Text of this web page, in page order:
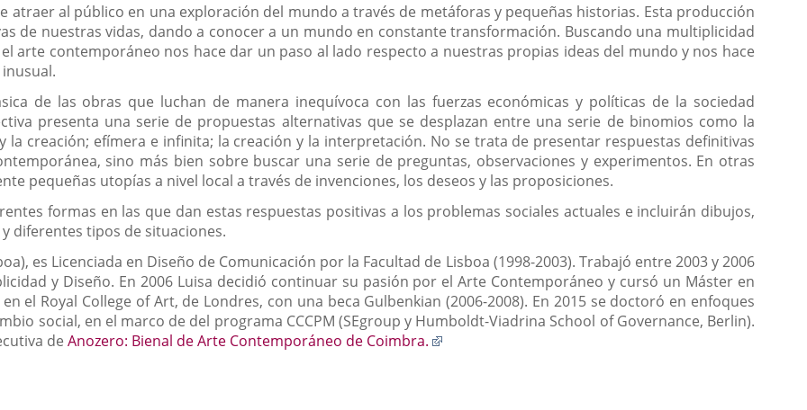
atraer al público en una exploración del mundo a través de metáforas y pequeñas historias. Esta producción
de nuestras vidas, dando a conocer a un mundo en constante transformación. Buscando una multiplicidad
arte contemporáneo nos hace dar un paso al lado respecto a nuestras propias ideas del mundo y nos hace
de las obras que luchan de manera inequívoca con las fuerzas económicas y políticas de la sociedad
presenta una serie de propuestas alternativas que se desplazan entre una serie de binomios como la
la creación; efímera e infinita; la creación y la interpretación. No se trata de presentar respuestas definitivas
sino más bien sobre buscar una serie de preguntas, observaciones y experimentos. En otras
pequeñas utopías a nivel local a través de invenciones, los deseos y las proposiciones.
formas en las que dan estas respuestas positivas a los problemas sociales actuales e incluirán dibujos,
diferentes tipos de situaciones.
es Licenciada en Diseño de Comunicación por la Facultad de Lisboa (1998-2003). Trabajó entre 2003 y 2006
y Diseño. En 2006 Luisa decidió continuar su pasión por el Arte Contemporáneo y cursó un Máster en
el Royal College of Art, de Londres, con una beca Gulbenkian (2006-2008). En 2015 se doctoró en enfoques
social, en el marco de del programa CCCPM (SEgroup y Humboldt-Viadrina School of Governance, Berlin).
deAnozero: Bienal de Arte Contemporáneo de Coimbra.